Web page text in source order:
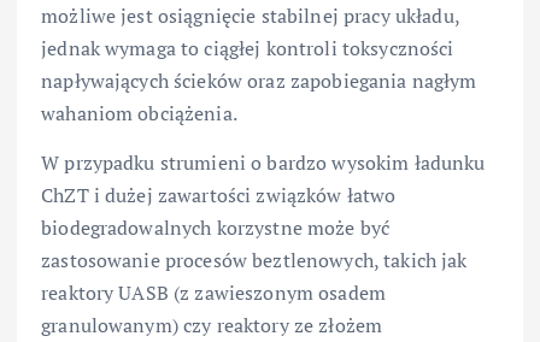
możliwe jest osiągnięcie stabilnej pracy układu,
jednak wymaga to ciągłej kontroli toksyczności
napływających ścieków oraz zapobiegania nagłym
wahaniom obciążenia.
W przypadku strumieni o bardzo wysokim ładunku
ChZT i dużej zawartości związków łatwo
biodegradowalnych korzystne może być
zastosowanie procesów beztlenowych, takich jak
reaktory UASB (z zawieszonym osadem
granulowanym) czy reaktory ze złożem